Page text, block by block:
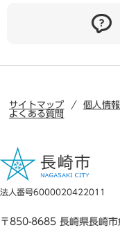
サイトマップ 個人情
よくある質問
法人番号6000020422011
〒850-8685 長崎県長崎市